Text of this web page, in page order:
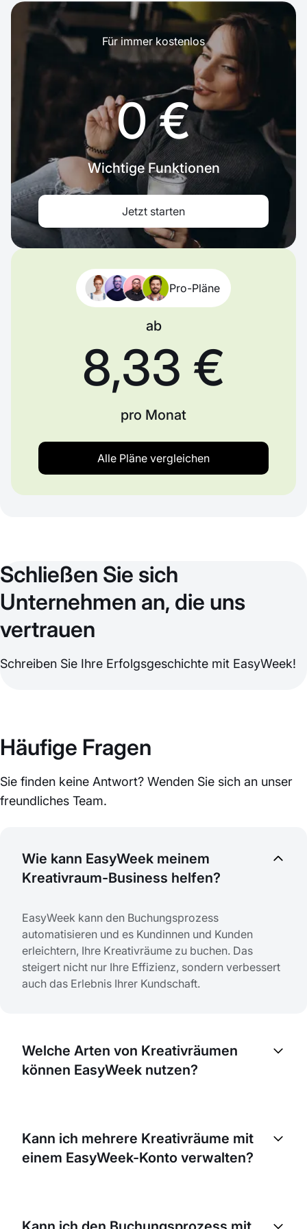
Für immer kostenlos
0 €
Wichtige Funktionen
Jetzt starten
Pro-Pläne
ab
8,33 €
pro Monat
Alle Pläne vergleichen
Schließen Sie sich
Unternehmen an, die uns
vertrauen
Schreiben Sie Ihre Erfolgsgeschichte mit EasyWeek!
Häufige Fragen
Sie finden keine Antwort? Wenden Sie sich an unser
freundliches Team.
Wie kann EasyWeek meinem
Kreativraum-Business helfen?
EasyWeek kann den Buchungsprozess
automatisieren und es Kundinnen und Kunden
erleichtern, Ihre Kreativräume zu buchen. Das
steigert nicht nur Ihre Effizienz, sondern verbessert
auch das Erlebnis Ihrer Kundschaft.
Welche Arten von Kreativräumen
können EasyWeek nutzen?
Fotostudios, Proberäume für Musik, Tanzstudios
und vieles mehr.
Kann ich mehrere Kreativräume mit
einem EasyWeek-Konto verwalten?